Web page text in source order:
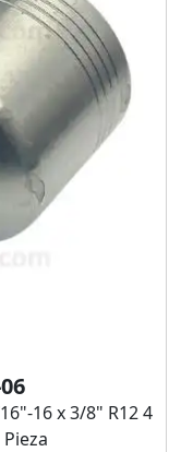
16 x 3/8" R12 4